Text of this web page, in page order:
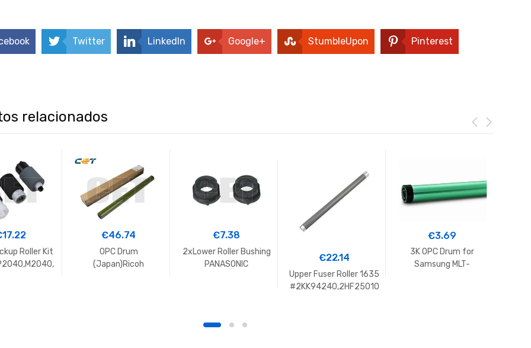
Twitter LinkedIn Google+ StumbleUpon Pinterest
relacionados
17.22
Roller Kit
€46.74
OPC Drum
(Japan)Ricoh
€7.38
2xLower Roller Bushing
PANASONIC
€22.14
Upper Fuser Roller 1635
#2KK94240,2HF25010
€3.69
3K OPC Drum for
Samsung MLT-